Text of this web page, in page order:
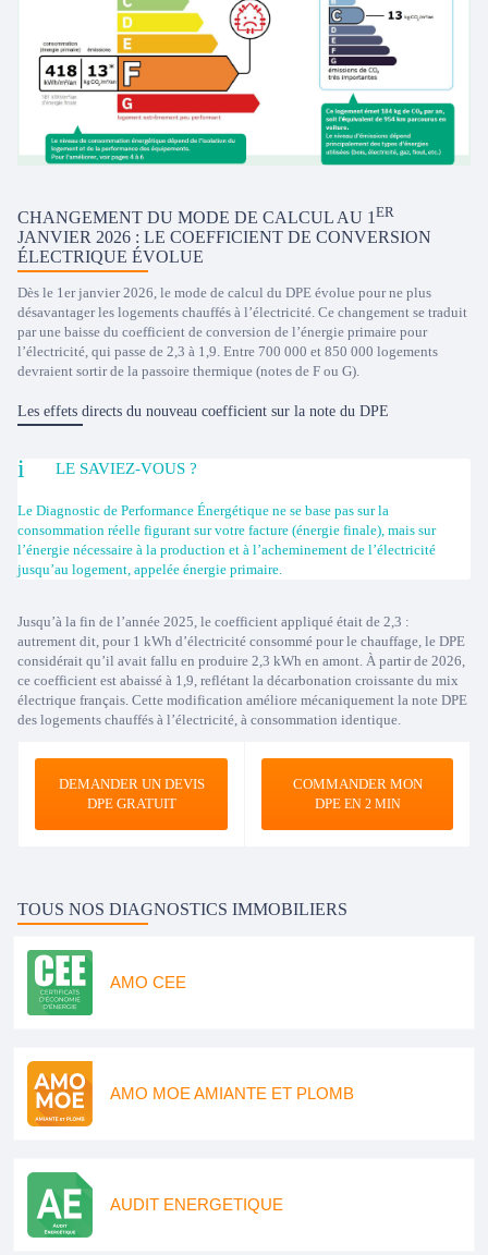
CHANGEMENT DU MODE DE CALCUL AU 1 ER
JANVIER 2026 : LE COEFFICIENT DE CONVERSION
ÉLECTRIQUE ÉVOLUE
Dès le 1er janvier 2026, le mode de calcul du DPE évolue pour ne plus
désavantager les logements chauffés à l’électricité. Ce changement se traduit
par une baisse du coefficient de conversion de l’énergie primaire pour
l’électricité, qui passe de 2,3 à 1,9. Entre 700 000 et 850 000 logements
devraient sortir de la passoire thermique (notes de F ou G).
Les effets directs du nouveau coefficient sur la note du DPE
LE SAVIEZ-VOUS ?
Le Diagnostic de Performance Énergétique ne se base pas sur la
consommation réelle figurant sur votre facture (énergie finale), mais sur
l’énergie nécessaire à la production et à l’acheminement de l’électricité
jusqu’au logement, appelée énergie primaire.
Jusqu’à la fin de l’année 2025, le coefficient appliqué était de 2,3 :
autrement dit, pour 1 kWh d’électricité consommé pour le chauffage, le DPE
considérait qu’il avait fallu en produire 2,3 kWh en amont. À partir de 2026,
ce coefficient est abaissé à 1,9, reflétant la décarbonation croissante du mix
électrique français. Cette modification améliore mécaniquement la note DPE
des logements chauffés à l’électricité, à consommation identique.
DEMANDER UN DEVIS
DPE GRATUIT
COMMANDER MON
DPEEN 2 MIN
TOUS NOS DIAGNOSTICS IMMOBILIERS
AMO CEE
AMO MOE AMIANTE ET PLOMB
AUDIT ENERGETIQUE